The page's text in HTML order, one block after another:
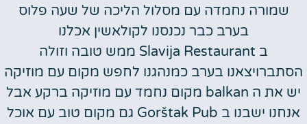
שמורה נחמדה עם מסלול הליכה של שעה פלוס
בערב כבר נכנסנו לקולאשין אכלנו
ב Slavija Restaurant ממש טובה וזולה
הסתברויצאנו בערב כמנהגנו לחפש מקום עם מוזיקה
יש את ה balkan מקום נחמד עם מוזיקה ברקע אבל
אנחנו ישבנו ב Gorštak Pub גם מקום טוב עם אוכל